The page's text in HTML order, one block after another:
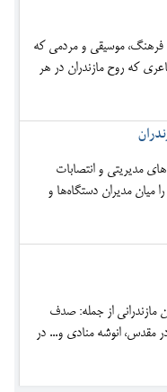
فرهنگ، موسیقی و مردمی که
که روح مازندران در هر
مدیریتی و انتصابات
مدیران دستگاه‌ها و
مازندرانی از جمله: صدف
مقدس، انوشه منادی و... در